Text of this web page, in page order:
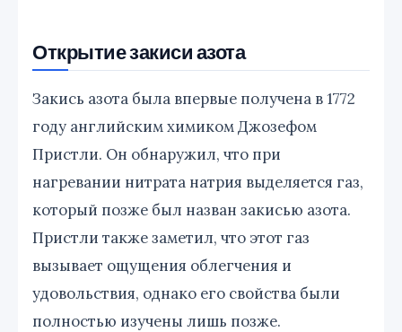
Открытие закиси азота
Закись азота была впервые получена в 1772
году английским химиком Джозефом
Пристли. Он обнаружил, что при
нагревании нитрата натрия выделяется газ,
который позже был назван закисью азота.
Пристли также заметил, что этот газ
вызывает ощущения облегчения и
удовольствия, однако его свойства были
полностью изучены лишь позже.